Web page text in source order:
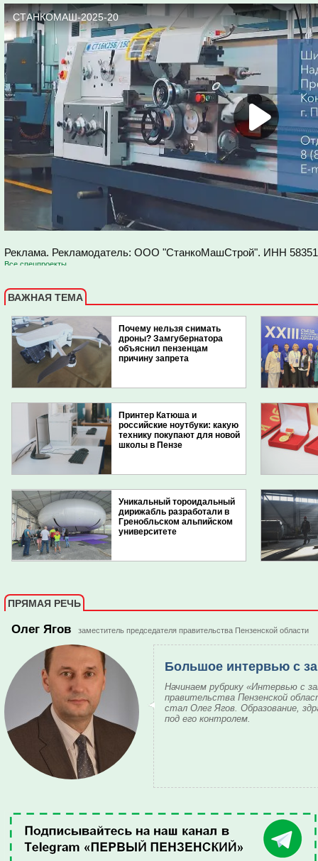
Реклама. Рекламодатель: ООО "СтанкоМашСтрой". ИНН
Все спецпроекты
ВАЖНАЯ ТЕМА
Почему нельзя снимать
дроны? Замгубернатора
объяснил пензенцам
причину запрета
Принтер Катюша и
российские ноутбуки: какую
технику покупают для новой
школы в Пензе
Уникальный тороидальный
дирижабль разработали в
Гренобльском альпийском
университете
ПРЯМАЯ РЕЧЬ
Олег Ягов заместитель председателя правительства Пензенской области
Большое интервью с
Начинаем рубрику «Интервью с
правительства Пензенской
стал Олег Ягов. Образование,
под его контролем.